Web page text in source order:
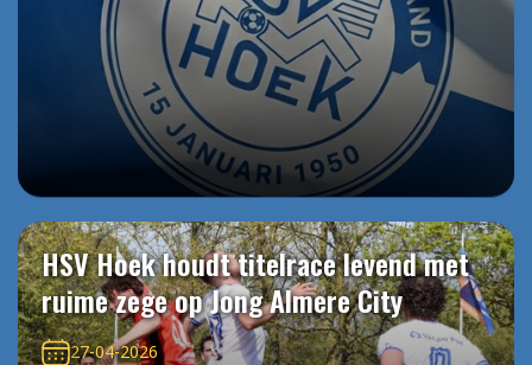
HSV Hoek houdt titelrace levend met
ruime zege op Jong Almere City
27-04-2026